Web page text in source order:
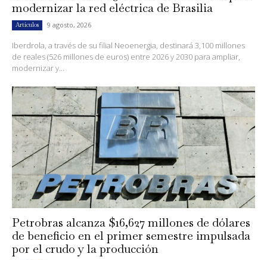
modernizar la red eléctrica de Brasilia
Artículos 9 agosto, 2026
Iberdrola, a través de su filial Neoenergia, destinará 3,100 millones
de reales (526 millones de euros) entre 2026 y 2030 para ampliar,
modernizar y...
Petrobras alcanza $16,627 millones de dólares
de beneficio en el primer semestre impulsada
por el crudo y la producción